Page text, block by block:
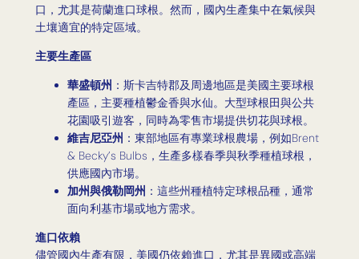
口，尤其是荷蘭進口球根。然而，國內生產集中在氣候與
土壤適宜的特定區域。
主要生產區
華盛頓州 ：斯卡吉特郡及周邊地區是美國主要球根
產區，主要種植鬱金香與水仙。大型球根田與公共
花園吸引遊客，同時為零售市場提供切花與球根。
維吉尼亞州 ：東部地區有專業球根農場，例如Brent
& Becky’s Bulbs，生產多樣春季與秋季種植球根，
供應國內市場。
加州與俄勒岡州 ：這些州種植特定球根品種，通常
面向利基市場或地方需求。
進口依賴
儘管國內生產有限，美國仍依賴進口，尤其是異國或高端